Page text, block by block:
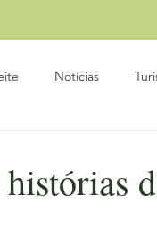
Notícias